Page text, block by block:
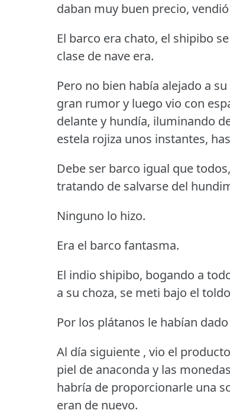
daban muy buen precio,
El barco era chato, el shipibo
clase de nave era.
Pero no bien había alejado a
gran rumor y luego vio con
delante y hundía, iluminando
estela rojiza unos instantes,
Debe ser barco igual que
tratando de salvarse del
Ninguno lo hizo.
Era el barco fantasma.
El indio shipibo, bogando a
a su choza, se meti bajo el
Por los plátanos le habían
Al día siguiente , vio el
piel de anaconda y las
habría de proporcionarle una
eran de nuevo.